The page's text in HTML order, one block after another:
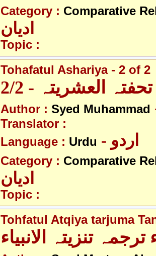
Category : Comparative
ادیان
Topic :
Tohafatul Ashariya - 2 of 2
تحفتہ العشریتہ - 2/2
Author : Syed Muhammad
Translator :
Language : Urdu - اردو
Category : Comparative
ادیان
Topic :
Tohfatul Atqiya tarjuma
ترجمہ تنزیتہ الانبیاء